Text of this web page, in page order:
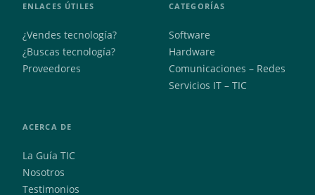
ENLACES ÚTILES
¿Vendes tecnología?
¿Buscas tecnología?
Proveedores
CATEGORÍAS
Software
Hardware
Comunicaciones – Redes
Servicios IT – TIC
ACERCA DE
La Guía TIC
Nosotros
Testimonios